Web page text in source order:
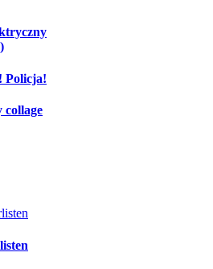
Policja!
collage